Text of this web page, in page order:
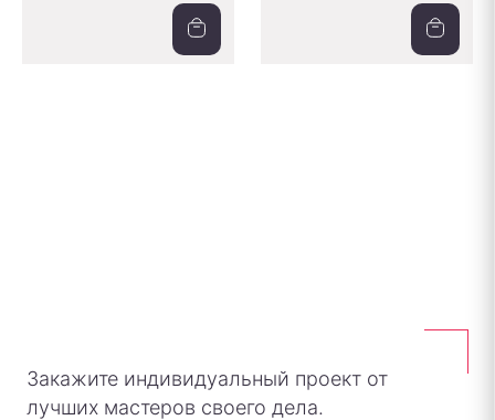
Закажите индивидуальный проект от
лучших мастеров своего дела.